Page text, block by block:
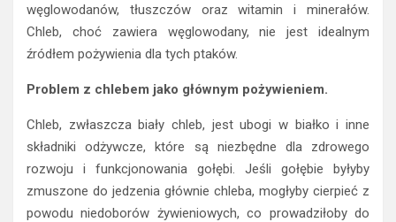
węglowodanów, tłuszczów oraz witamin i minerałów.
Chleb, choć zawiera węglowodany, nie jest idealnym
źródłem pożywienia dla tych ptaków.
Problem z chlebem jako głównym pożywieniem.
Chleb, zwłaszcza biały chleb, jest ubogi w białko i inne
składniki odżywcze, które są niezbędne dla zdrowego
rozwoju i funkcjonowania gołębi. Jeśli gołębie byłyby
zmuszone do jedzenia głównie chleba, mogłyby cierpieć z
powodu niedoborów żywieniowych, co prowadziłoby do